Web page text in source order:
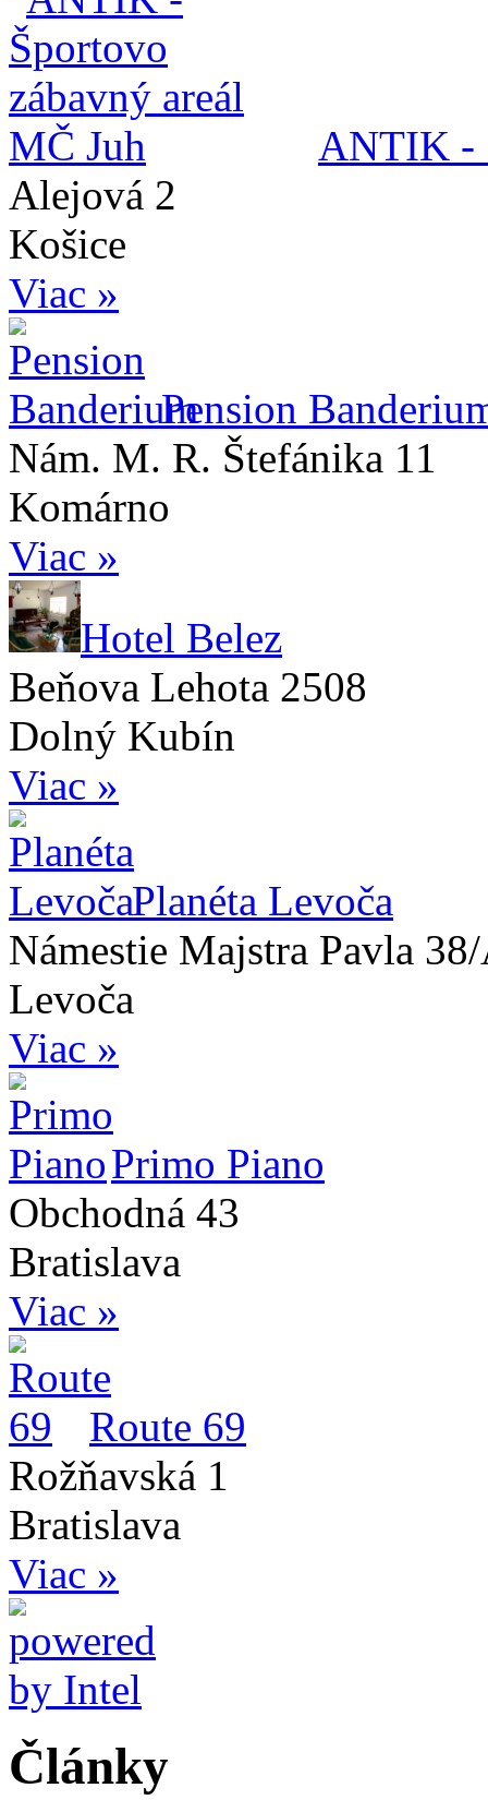
ANTIK -
Alejová 2
Košice
Viac »
Pension
Nám. M. R. Štefánika 11
Komárno
Viac »
Hotel Belez
Beňova Lehota 2508
Dolný Kubín
Viac »
Planéta Levoča
Námestie Majstra Pavla
Levoča
Viac »
Primo Piano
Obchodná 43
Bratislava
Viac »
Route 69
Rožňavská 1
Bratislava
Viac »
Články